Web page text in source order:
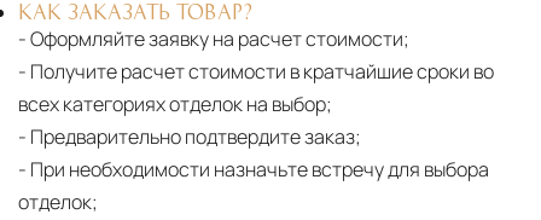
КАК ЗАКАЗАТЬ ТОВАР?
- Оформляйте заявку на расчет стоимости;
- Получите расчет стоимости в кратчайшие сроки во
всех категориях отделок на выбор;
- Предварительно подтвердите заказ;
- При необходимости назначьте встречу для выбора
отделок;